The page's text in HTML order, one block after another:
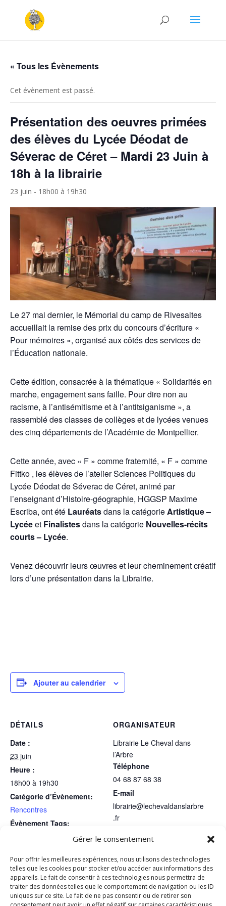
Gérer le consentement
Pour offrir les meilleures expériences, nous utilisons des technologies
telles que les cookies pour stocker et/ou accéder aux informations des
appareils. Le fait de consentir à ces technologies nous permettra de
traiter des données telles que le comportement de navigation ou les ID
uniques sur ce site. Le fait de ne pas consentir ou de retirer son
« Tous les Évènements
Cet évènement est passé.
Présentation des oeuvres primées
des élèves du Lycée Déodat de
Séverac de Céret – Mardi 23 Juin à
18h à la librairie
23 juin - 18h00 à 19h30
Le 27 mai dernier, le Mémorial du camp de Rivesaltes
accueillait la remise des prix du concours d’écriture «
Pour mémoires », organisé aux côtés des services de
l’Éducation nationale.
Cette édition, consacrée à la thématique « Solidarités en
marche, engagement sans faille. Pour dire non au
racisme, à l’antisémitisme et à l’antitsiganisme », a
rassemblé des classes de collèges et de lycées venues
des cinq départements de l’Académie de Montpellier.
Cette année, avec « F » comme fraternité, « F » comme
Fittko , les élèves de l’atelier Sciences Politiques du
Lycée Déodat de Séverac de Céret, animé par
l’enseignant d’Histoire-géographie, HGGSP Maxime
Escriba, ont été Lauréatsdans la catégorie Artistique –
Lycéeet Finalistesdans la catégorie Nouvelles-récits
courts – Lycée.
Venez découvrir leurs œuvres et leur cheminement créatif
lors d’une présentation dans la Librairie.
Ajouter au calendrier
DÉTAILS
Date :
23 juin
Heure :
18h00 à 19h30
Catégorie d’Évènement:
Rencontres
Évènement Tags:
Librairie
1 Avenue Michel Aribaud
CERET, 66400 France + Google Map
Voir Lieu site web
ORGANISATEUR
Librairie Le Cheval dans
l’Arbre
Téléphone
04 68 87 68 38
E-mail
librairie@lechevaldanslarbre
.fr